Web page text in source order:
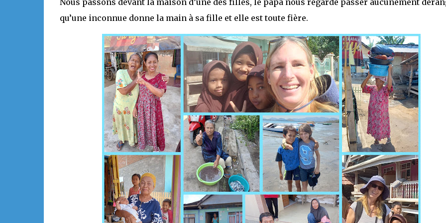
Nous passons devant la maison d’une des filles, le papa nous regarde passer aucunement
qu’une inconnue donne la main à sa fille et elle est toute fière.